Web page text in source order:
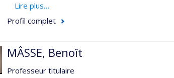
l’économétrie, l’observation sociale
Son équipe étudie comment les différentes
interventions de santé publique peuvent
Lire plus…
Profil complet
MÂSSE, Benoît
Professeur titulaire